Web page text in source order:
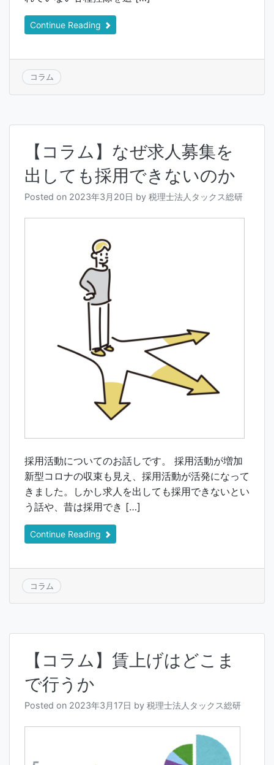
Continue Reading
コラム
【コラム】なぜ求人募集を
出しても採用できないのか
Posted on 2023年3月20日 by 税理士法人タックス総研
採用活動についてのお話しです。 採用活動が増加
新型コロナの収束も見え、採用活動が活発になって
きました。しかし求人を出しても採用できないとい
う話や、昔は採用でき […]
Continue Reading
コラム
【コラム】賃上げはどこま
で行うか
Posted on 2023年3月17日 by 税理士法人タックス総研